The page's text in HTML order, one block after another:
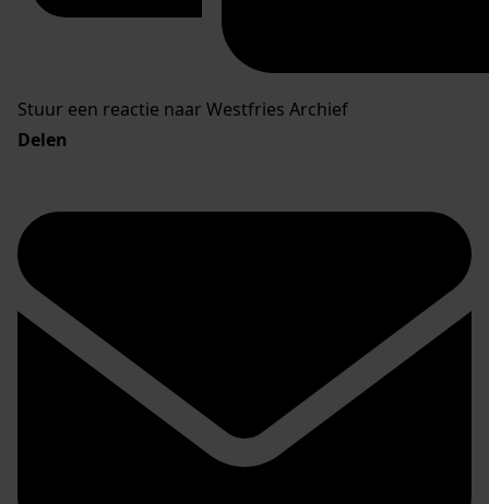
Stuur een reactie naar Westfries Archief
Delen